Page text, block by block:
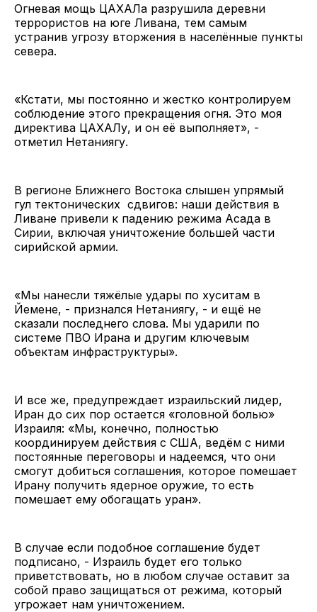
Огневая мощь ЦАХАЛа разрушила деревни
террористов на юге Ливана, тем самым
устранив угрозу вторжения в населённые пункты
севера.
«Кстати, мы постоянно и жестко контролируем
соблюдение этого прекращения огня. Это моя
директива ЦАХАЛу, и он её выполняет», -
отметил Нетаниягу.
В регионе Ближнего Востока слышен упрямый
гул тектонических сдвигов: наши действия в
Ливане привели к падению режима Асада в
Сирии, включая уничтожение большей части
сирийской армии.
«Мы нанесли тяжёлые удары по хуситам в
Йемене, - признался Нетаниягу, - и ещё не
сказали последнего слова. Мы ударили по
системе ПВО Ирана и другим ключевым
объектам инфраструктуры».
И все же, предупреждает израильский лидер,
Иран до сих пор остается «головной болью»
Израиля: «Мы, конечно, полностью
координируем действия с США, ведём с ними
постоянные переговоры и надеемся, что они
смогут добиться соглашения, которое помешает
Ирану получить ядерное оружие, то есть
помешает ему обогащать уран».
В случае если подобное соглашение будет
подписано, - Израиль будет его только
приветствовать, но в любом случае оставит за
собой право защищаться от режима, который
угрожает нам уничтожением.